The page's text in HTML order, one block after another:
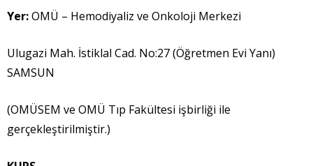
Yer:OMÜ – Hemodiyaliz ve Onkoloji Merkezi
Ulugazi Mah. İstiklal Cad. No:27 (Öğretmen Evi Yanı)
SAMSUN
(OMÜSEM ve OMÜ Tıp Fakültesi işbirliği ile
gerçekleştirilmiştir.)